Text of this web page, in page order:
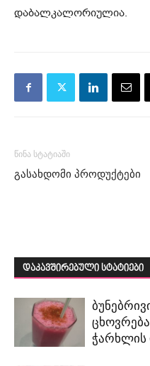
დაბალკალორიულია.
წინა სტატიაში
გასახდომი პროდუქტები
დაკავშირებული სტატიები
ჭარხლის